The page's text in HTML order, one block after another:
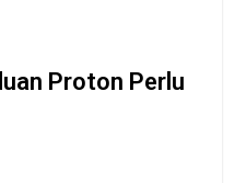
Proton Perlu